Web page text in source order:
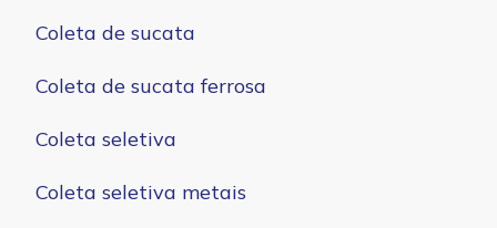
Coleta de sucata
Coleta de sucata ferrosa
Coleta seletiva
Coleta seletiva metais